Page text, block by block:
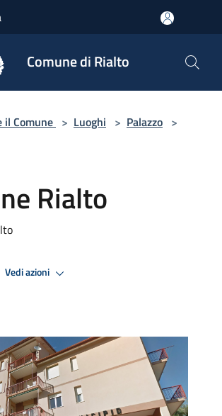
Comune di Rialto
il Comune > Luoghi > Palazzo >
Rialto
Vedi azioni